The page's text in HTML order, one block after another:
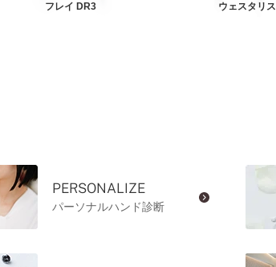
フレイ DR3 ウェスタリス
PERSONALIZE
パーソナルハンド診断